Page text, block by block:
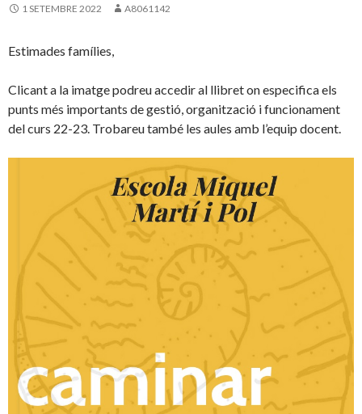
1 SETEMBRE 2022 A8061142
Estimades famílies,
Clicant a la imatge podreu accedir al llibret on especifica els
punts més importants de gestió, organització i funcionament
del curs 22-23. Trobareu també les aules amb l’equip docent.